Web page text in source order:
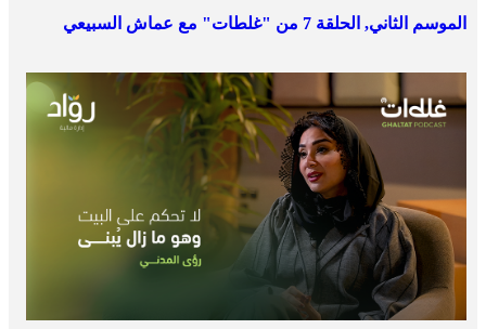
الموسم الثاني, الحلقة 7 من "غلطات" مع عماش السبيعي